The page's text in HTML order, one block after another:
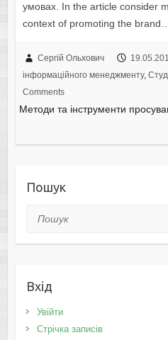
умовах. In the article consider
context of promoting the
Сергій Ольхович
інформаційного менеджменту,
Comments
Методи та інструменти
Пошук
Пошук
Вхід
Увійти
Стрічка записів